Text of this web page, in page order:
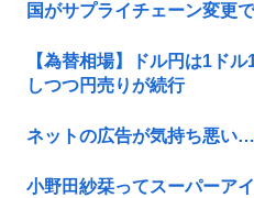
国がサプライチェーン変更
【為替相場】ドル円は1ド
しつつ円売りが続行
ネットの広告が気持ち悪
小野田紗栞ってスーパーア